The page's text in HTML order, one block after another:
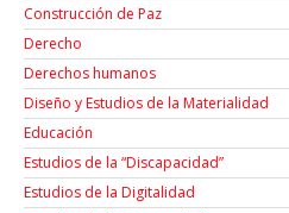
Construcción de Paz
Derecho
Derechos humanos
Diseño y Estudios de la Materialidad
Educación
Estudios de la “Discapacidad”
Estudios de la Digitalidad